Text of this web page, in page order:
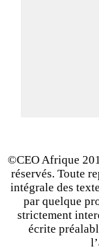
Du terrain
©CEO Afrique
réservés. Toute
intégrale des
par quelque
strictement
écrite